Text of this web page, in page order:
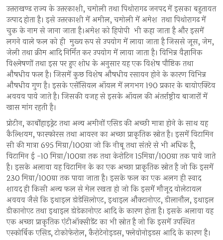
उत्तराखण्ड राज्य के उत्तरकाशी, चमोली तथा पिथोरागढ जनपद में इसका बहुतायत
उत्पाद होता है। इसे उत्तरकाशी में अमील, चमोली में अमेश तथा पिथोरागढ में
चुक के नाम से जाना जाता है।अमेश को हिपोपी भी कहा जाता है और इसमें
लगने वाले फल को ही मुख्य रूप से उपयोग में लाया जाता है जिससे जूस, जेम,
जेली तथा क्रीम आदि निर्मित कर उपयोग में लाया जाता है। विभिन्न वैज्ञानिक
विश्लेषणों तथा इस पर हुए शोध के अनुसार यह एक विशेष पौष्टिक तथा
औषधीय फल है। जिसमें कुछ विशेष औषधीय रसायन होने के कारण विभिन्न
औषधीय गुण है। इसके एसेंसियल ऑयल में लगभग 190 प्रकार के बायोएक्टिव
अवयव पाये जाते है। जिसकी वजह से इसके ऑयल की अंतर्राष्ट्रीय बाजारों में
खास मांग रहती है।
प्रोटीन, कार्बोहाइड्रेट तथा अन्य अमीनों एसिड की अच्छी मात्रा होने के साथ यह
कैल्शियम, फास्फोरस तथा आयरन का अच्छा प्राकृतिक स्रोत है। इसमें विटामिन
सी की मात्रा 695 मिग्रा/100ग्रा जो कि नीबू तथा संतरे से भी अधिक है,
विटामिन ई -10 मिग्रा/100ग्रा तक तथा केरोटिन 15मिग्रा/100ग्रा तक पाये जाते
है। इसके अलावा यह विटामिन के का एक अच्छा प्राकृतिक स्रोत है जो कि इसमें
230 मिग्रा/100ग्रा तक पाया जाता है। इसके फल का एक अलग ही स्वाद
शायद ही किसी अन्य फल से मेल रखता हो जो कि इसमें मौजूद वोलेटायल
अवयव जैसे कि इथाइल डोडेसिलोएट, इथाइल औक्टानोएट, डीलानौल, इथाइल
डीकानोएट तथा इथाइल डोडेकानोएट आदि के कारण होता है। इसके अलावा यह
एक अच्छा प्राकृतिक एंटीऑक्सीडेंट का भी स्रोत है जो कि इसमें उपस्थित
एस्कोर्बिक एसिड, टोकोफेरोल, कैरोटेनोइडस, फ्लेवोनोइडस आदि के कारण है।